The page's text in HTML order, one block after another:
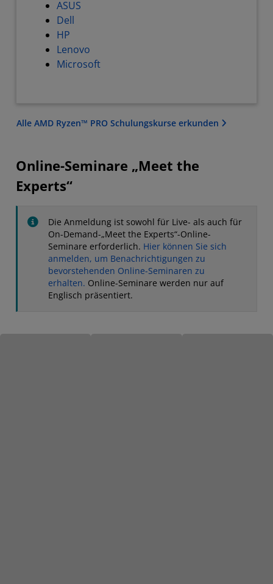
ASUS
Dell
HP
Lenovo
Microsoft
Alle AMD Ryzen™ PRO Schulungskurse erkunden
Online-Seminare „Meet the
Experts“
Die Anmeldung ist sowohl für Live- als auch für
On-Demand-„Meet the Experts“-Online-
Seminare erforderlich. Hier können Sie sich
anmelden, um Benachrichtigungen zu
bevorstehenden Online-Seminaren zu
erhalten. Online-Seminare werden nur auf
Englisch präsentiert.